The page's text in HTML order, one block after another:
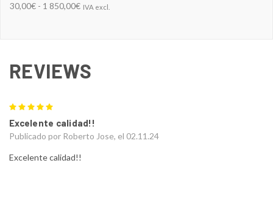
30,00€ - 1 850,00€ IVA excl.
REVIEWS
Excelente calidad!!
Publicado por Roberto Jose, el 02.11.24
Excelente calidad!!